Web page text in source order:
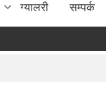
ग्यालरी सम्पर्क